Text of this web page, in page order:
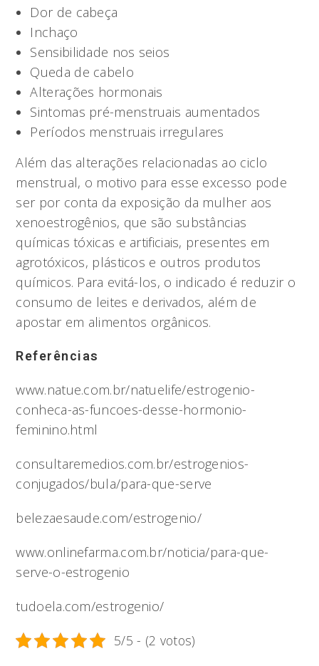
Dor de cabeça
Inchaço
Sensibilidade nos seios
Queda de cabelo
Alterações hormonais
Sintomas pré-menstruais aumentados
Períodos menstruais irregulares
Além das alterações relacionadas ao ciclo
menstrual, o motivo para esse excesso pode
ser por conta da exposição da mulher aos
xenoestrogênios, que são substâncias
químicas tóxicas e artificiais, presentes em
agrotóxicos, plásticos e outros produtos
químicos. Para evitá-los, o indicado é reduzir o
consumo de leites e derivados, além de
apostar em alimentos orgânicos.
Referências
www.natue.com.br/natuelife/estrogenio-
conheca-as-funcoes-desse-hormonio-
feminino.html
consultaremedios.com.br/estrogenios-
conjugados/bula/para-que-serve
belezaesaude.com/estrogenio/
www.onlinefarma.com.br/noticia/para-que-
serve-o-estrogenio
tudoela.com/estrogenio/
5/5 - (2 votos)